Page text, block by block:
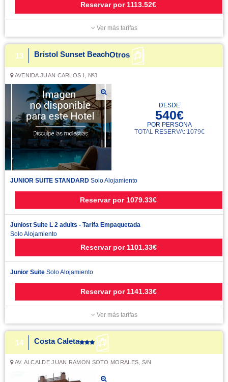
Reservar por 1113.52€
Ver más tarifas
13 Bristol Sunset BeachOtros
AVENIDA JUAN CARLOS I, Nº3
DESDE
540€
POR PERSONA
TOTAL RESERVA: 1079€
JUNIOR SUITE STANDARD Solo Alojamiento
Reservar por 1079.33€
Juniost Suite L 2 adults - Tarifa Empaquetada
Solo Alojamiento
Reservar por 1101.33€
Junior Suite Solo Alojamiento
Reservar por 1141.33€
Ver más tarifas
14 Costa Caleta
AV. ALCALDE JUAN RAMON SOTO MORALES, S/N